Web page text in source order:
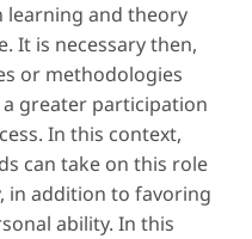
learning and theory
It is necessary then,
or methodologies
greater participation
In this context,
can take on this role
in addition to favoring
ability. In this